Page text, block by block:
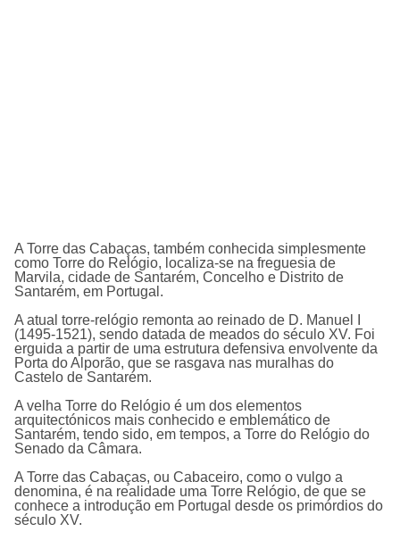
A Torre das Cabaças, também conhecida simplesmente
como Torre do Relógio, localiza-se na freguesia de
Marvila, cidade de Santarém, Concelho e Distrito de
Santarém, em Portugal.
A atual torre-relógio remonta ao reinado de D. Manuel I
(1495-1521), sendo datada de meados do século XV. Foi
erguida a partir de uma estrutura defensiva envolvente da
Porta do Alporão, que se rasgava nas muralhas do
Castelo de Santarém.
A velha Torre do Relógio é um dos elementos
arquitectónicos mais conhecido e emblemático de
Santarém, tendo sido, em tempos, a Torre do Relógio do
Senado da Câmara.
A Torre das Cabaças, ou Cabaceiro, como o vulgo a
denomina, é na realidade uma Torre Relógio, de que se
conhece a introdução em Portugal desde os primórdios do
século XV.